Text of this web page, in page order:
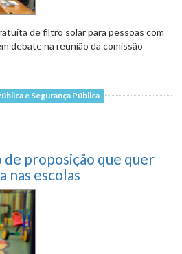
de filtro solar para pessoas com
debate na reunião da comissão
e Segurança Pública
de proposição que quer
nas escolas